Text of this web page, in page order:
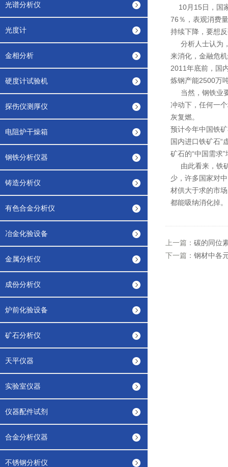
光谱分析仪
光度计
金相分析
硬度计试验机
探伤仪测厚仪
电阻炉干燥箱
钢铁分析仪器
铸造分析仪
有色合金分析仪
冶金化验设备
金属分析仪
成份分析仪
炉前化验设备
矿石分析仪
天平仪器
实验室仪器
仪器配件试剂
合金分析仪器
不锈钢分析仪
10月15日，国
76％，表观消费
持续下降，要想
分析人士认为，
来消化，金融危
2011年底前，国
炼钢产能2500万
当然，钢铁业要
冲动下，任何一
灰复燃。
预计今年中国铁
国内进口铁矿石“
矿石的“中国需求
由此看来，铁矿
少，许多国家对
材供大于求的市
都能吸纳消化掉。
上一篇： 碳的同位
下一篇： 钢材中各